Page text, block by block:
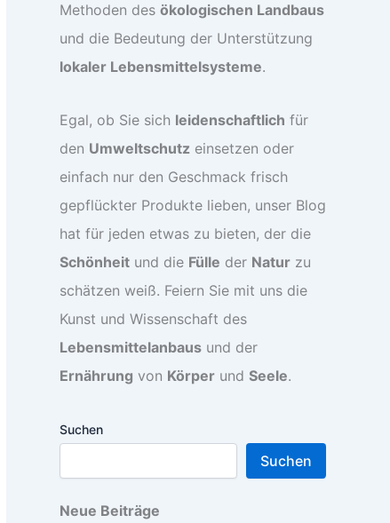
Methoden des ökologischen Landbaus
und die Bedeutung der Unterstützung
lokaler Lebensmittelsysteme.
Egal, ob Sie sich leidenschaftlich für
den Umweltschutz einsetzen oder
einfach nur den Geschmack frisch
gepflückter Produkte lieben, unser Blog
hat für jeden etwas zu bieten, der die
Schönheit und die Fülle der Natur zu
schätzen weiß. Feiern Sie mit uns die
Kunst und Wissenschaft des
Lebensmittelanbaus und der
Ernährung von Körper und Seele.
Suchen
Suchen
Neue Beiträge